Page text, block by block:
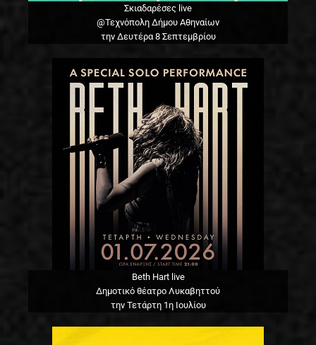
Σκιαδαρέσες live
@Τεχνόπολη Δήμου Αθηναίων
την Δευτέρα 8 Σεπτεμβρίου
Beth Hart live
Δημοτικό θέατρο Λυκαβηττού
την Τετάρτη 1η Ιουλίου